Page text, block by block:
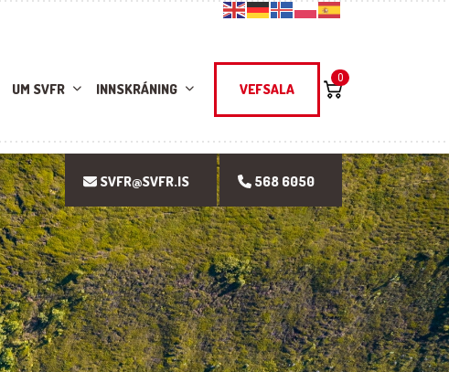
UM SVFR INNSKRÁNING VEFSALA
0
SVFR@SVFR.IS 568 6050